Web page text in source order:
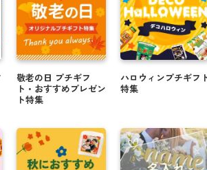
敬老の日 プチギフ
ト・おすすめプレゼン
ト特集
ハロウィンプチギフ
特集